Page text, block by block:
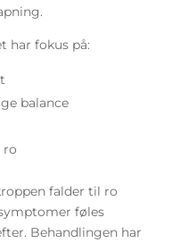
har fokus på:
balance
ro
falder til ro
føles
Behandlingen har